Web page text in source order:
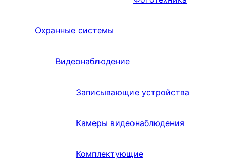
Охранные системы
Видеонаблюдение
Записывающие устройства
Камеры видеонаблюдения
Комплектующие